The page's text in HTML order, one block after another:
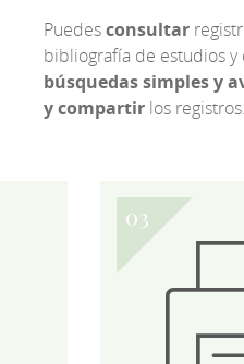
Puedesconsultar
bibliografía de estudios
búsquedas simples y
y compartirlos registros.